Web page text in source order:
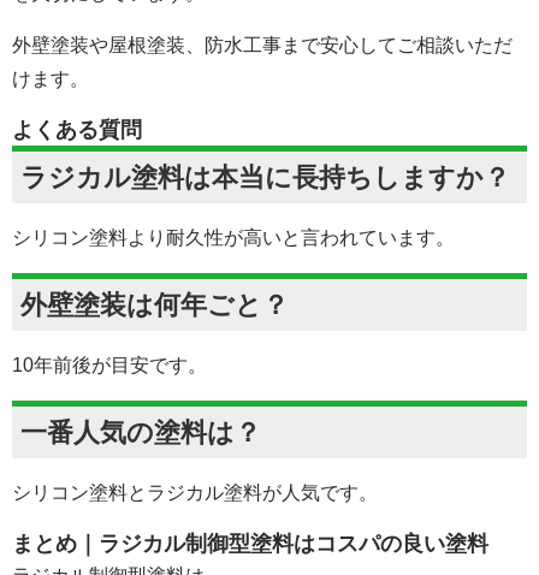
外壁塗装や屋根塗装、防水工事まで安心してご相談いただ
けます。
よくある質問
ラジカル塗料は本当に長持ちしますか？
シリコン塗料より耐久性が高いと言われています。
外壁塗装は何年ごと？
10年前後が目安です。
一番人気の塗料は？
シリコン塗料とラジカル塗料が人気です。
まとめ｜ラジカル制御型塗料はコスパの良い塗料